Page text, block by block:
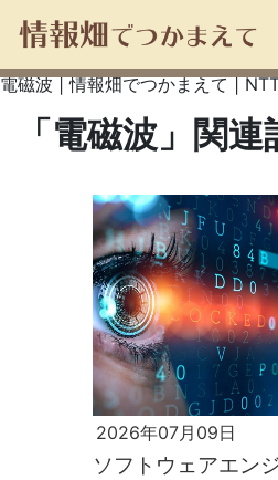
電磁波 | 情報畑でつかまえて |
「電磁波」関連
2026年07月09日
ソフトウェアエン